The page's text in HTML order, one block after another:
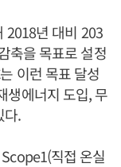
2018년 대비 203
축을 목표로 설정
이런 목표 달성
생에너지 도입, 무
다.
직접 온실